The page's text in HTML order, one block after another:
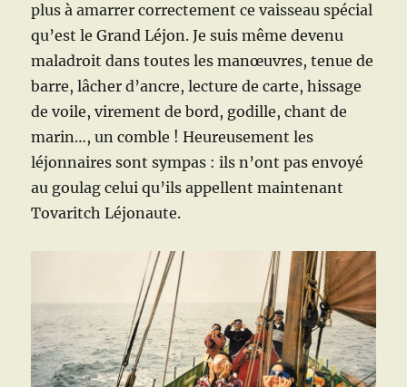
plus à amarrer correctement ce vaisseau spécial
qu’est le Grand Léjon. Je suis même devenu
maladroit dans toutes les manœuvres, tenue de
barre, lâcher d’ancre, lecture de carte, hissage
de voile, virement de bord, godille, chant de
marin…, un comble ! Heureusement les
léjonnaires sont sympas : ils n’ont pas envoyé
au goulag celui qu’ils appellent maintenant
Tovaritch Léjonaute.